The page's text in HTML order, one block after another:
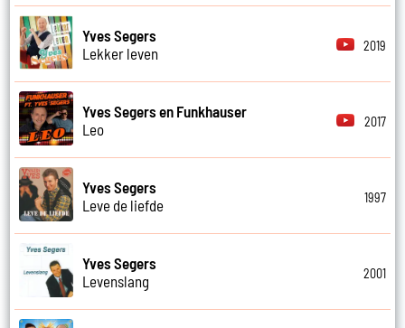
Yves Segers
Lekker leven
2019
Yves Segers en Funkhauser
Leo
2017
Yves Segers
Leve de liefde
1997
Yves Segers
Levenslang
2001